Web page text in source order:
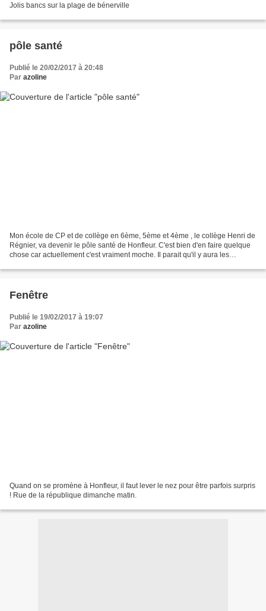
Jolis bancs sur la plage de bénerville
pôle santé
Publié le 20/02/2017 à 20:48
Par azoline
Mon école de CP et de collège en 6ème, 5ème et 4ème , le collège Henri de
Régnier, va devenir le pôle santé de Honfleur. C'est bien d'en faire quelque
chose car actuellement c'est vraiment moche. Il parait qu'il y aura les
Fenêtre
Publié le 19/02/2017 à 19:07
Par azoline
Quand on se promène à Honfleur, il faut lever le nez pour être parfois surpris
! Rue de la république dimanche matin.